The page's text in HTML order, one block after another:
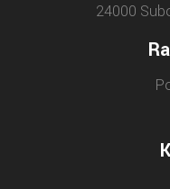
24000